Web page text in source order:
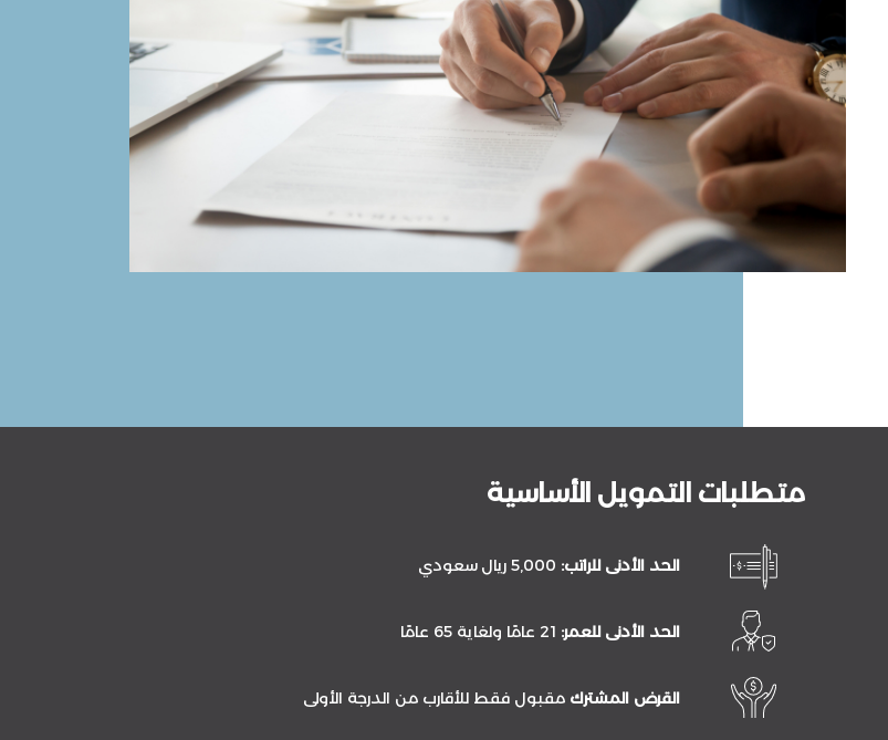
متطلبات التمويل الأساسية
الحد الأدنى للراتب: 5,000 ريال سعودي
الحد الأدنى للعمر:
القرض المشترك مقبول فقط للأقارب من الدرجة الأولى